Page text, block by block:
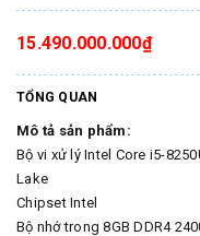
15.490.000.000₫
TỔNG QUAN
Mô tả sản phẩm:
Bộ vi xử lý Intel Core i5-
Lake
Chipset Intel
Bộ nhớ trong 8GB DDR4